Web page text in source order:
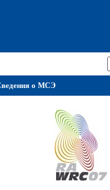
о МСЭ